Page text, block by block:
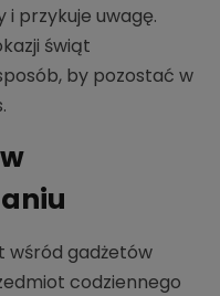
i przykuje uwagę.
świąt
by pozostać w
wśród gadżetów
codziennego